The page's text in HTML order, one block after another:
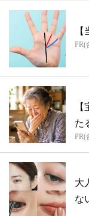
PR(
た
PR(
大
な